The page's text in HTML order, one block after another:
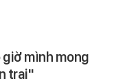
giờ mình mong
trai"